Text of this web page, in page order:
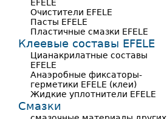
EFELE
Очистители EFELE
Пасты EFELE
Пластичные смазки EFELE
Клеевые составы EFELE
Цианакрилатные составы
EFELE
Анаэробные фиксаторы-
герметики EFELE (клеи)
Жидкие уплотнители EFELE
Смазки